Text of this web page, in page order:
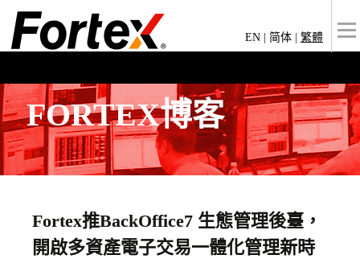
EN 简体 繁體
FORTEX博客
Fortex推BackOffice7 生態管理後臺，
開啟多資產電子交易一體化管理新時